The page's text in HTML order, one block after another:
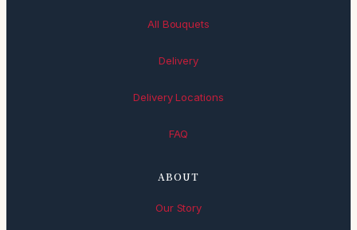
All Bouquets
Delivery
Delivery Locations
FAQ
ABOUT
Our Story